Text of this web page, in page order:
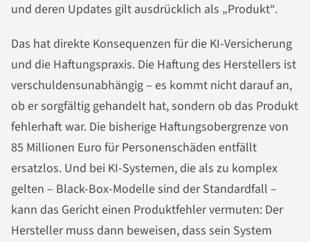
und deren Updates gilt ausdrücklich als „Produkt“.
Das hat direkte Konsequenzen für die KI-Versicherung
und die Haftungspraxis. Die Haftung des Herstellers ist
verschuldensunabhängig – es kommt nicht darauf an,
ob er sorgfältig gehandelt hat, sondern ob das Produkt
fehlerhaft war. Die bisherige Haftungsobergrenze von
85 Millionen Euro für Personenschäden entfällt
ersatzlos. Und bei KI-Systemen, die als zu komplex
gelten – Black-Box-Modelle sind der Standardfall –
kann das Gericht einen Produktfehler vermuten: Der
Hersteller muss dann beweisen, dass sein System